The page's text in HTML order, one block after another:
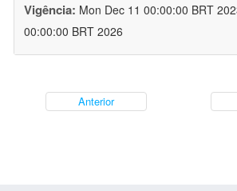
Vigência: Mon Dec 11 00:00:00 BRT
00:00:00 BRT 2026
Anterior